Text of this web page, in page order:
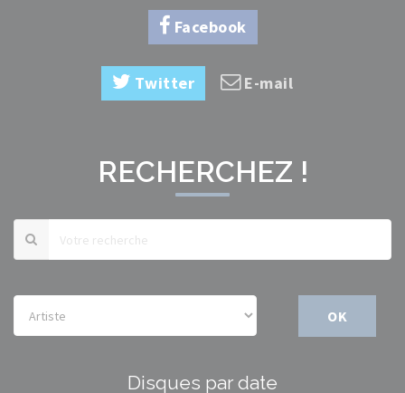
Facebook
Twitter E-mail
RECHERCHEZ !
OK
Disques par date